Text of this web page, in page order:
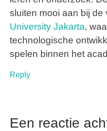
sluiten mooi aan bij de
University Jakarta,
technologische
spelen binnen het
Reply
Een reactie